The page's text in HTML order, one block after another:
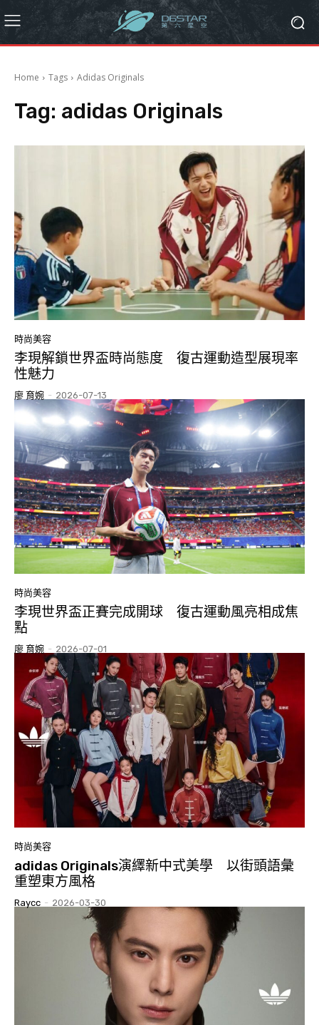
Home Tags Adidas Originals
Tag: adidas Originals
時尚美容
李現解鎖世界盃時尚態度 復古運動造型展現率
性魅力
廖 育婉 - 2026-07-13
時尚美容
李現世界盃正賽完成開球 復古運動風亮相成焦
點
廖 育婉 - 2026-07-01
時尚美容
adidas Originals演繹新中式美學 以街頭語彙
重塑東方風格
Raycc - 2026-03-30